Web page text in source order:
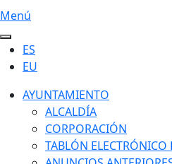
Menú
ES
EU
AYUNTAMIENTO
ALCALDÍA
CORPORACIÓN
TABLÓN